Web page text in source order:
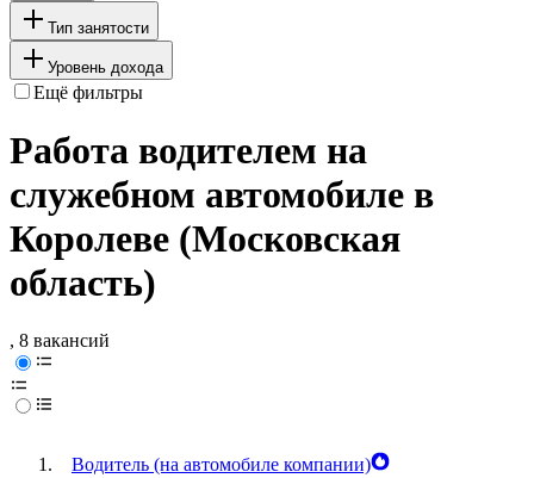
Тип занятости
Уровень дохода
Ещё фильтры
Работа водителем на
служебном автомобиле в
Королеве (Московская
область)
, 8 вакансий
Водитель (на автомобиле компании)